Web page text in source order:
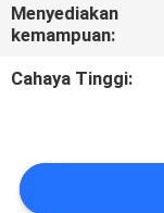
KASUS-
KASUS
KUTIPAN
Menyediakan
kemampuan:
Cahaya Tinggi: